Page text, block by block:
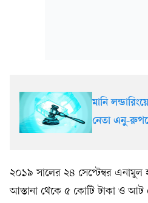
মানি
নেতা এনু-
২০১৯ সালের ২৪ সেপ্টেম্বর
আস্তানা থেকে ৫ কোটি টাকা ও আট